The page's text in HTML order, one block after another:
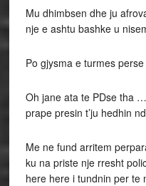
Mu dhimbsen dhe ju
nje e ashtu bashke u
Po gjysma e turmes
Oh jane ata te PDse tha
prape presin t’ju hedhin
Me ne fund arritem
ku na priste nje rresht
here here i tundnin per te